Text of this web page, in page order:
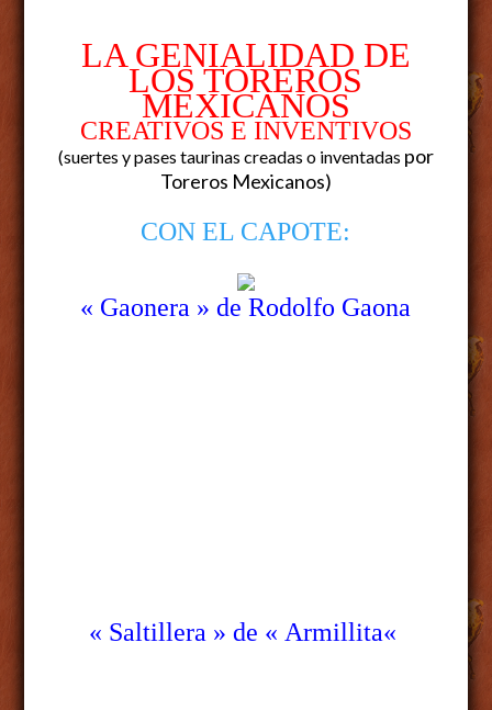
LA GENIALIDAD DE
LOS TOREROS
MEXICANOS
CREATIVOS E INVENTIVOS
(suertes y pases taurinas creadas o inventadas por
Toreros Mexicanos)
CON EL CAPOTE:
« Gaonera » de Rodolfo Gaona
« Saltillera » de « Armillita«